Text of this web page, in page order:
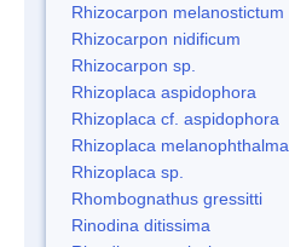
Rhizocarpon melanostictum
Rhizocarpon nidificum
Rhizocarpon sp.
Rhizoplaca aspidophora
Rhizoplaca cf. aspidophora
Rhizoplaca melanophthalma
Rhizoplaca sp.
Rhombognathus gressitti
Rinodina ditissima